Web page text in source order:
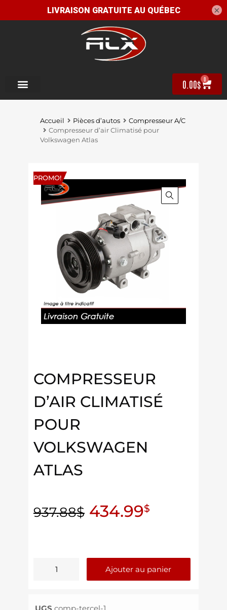
0.00$ 0
Accueil Pièces d’autos
Compresseur A/C
Compresseur d’air Climatisé pour
Volkswagen Atlas
PROMO!
COMPRESSEUR
D’AIR CLIMATISÉ
POUR
VOLKSWAGEN
ATLAS
937.88$ 434.99$
Ajouter au panier
UGScomp-tercel-1
×